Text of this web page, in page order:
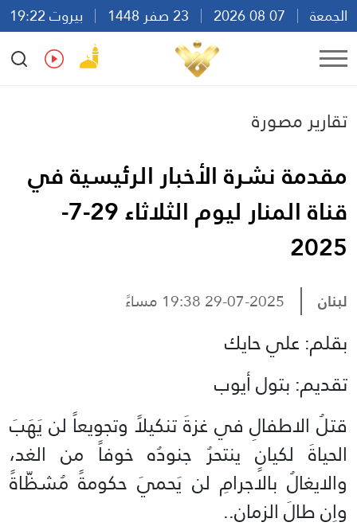
الجمعة
بيروت 19:22
Ar
En Fr Es
تقارير مصورة
مقدمة نشرة الأخبار الرئيسية في
قناة المنار ليوم الثلاثاء 29-7-
2025
لبنان 29-07-2025 19:38 مساءً
بقلم: علي حايك
تقديم: بتول أيوب
قتلُ الاطفالِ في غزةَ تنكيلاً وتجويعاً لن يَهَبَ
الحياةَ لكيانٍ ينتحرُ جنودُه خوفاً من الغد،
والايغالُ بالاجرامِ لن يَحميَ حكومةً مُشظّاةً
واِن طالَ الزمان..